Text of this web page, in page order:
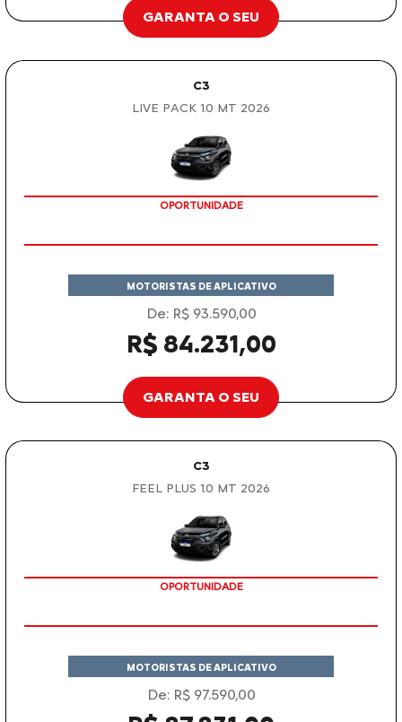
GARANTA O SEU
C3
LIVE PACK 1.0 MT 2026
OPORTUNIDADE
MOTORISTAS DE APLICATIVO
De: R$ 93.590,00
R$ 84.231,00
GARANTA O SEU
C3
FEEL PLUS 1.0 MT 2026
OPORTUNIDADE
MOTORISTAS DE APLICATIVO
De: R$ 97.590,00